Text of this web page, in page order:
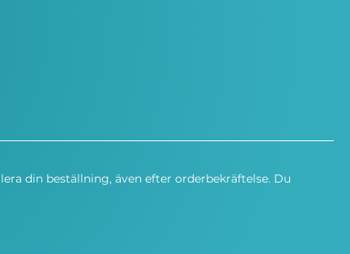
din beställning, även efter orderbekräftelse. Du